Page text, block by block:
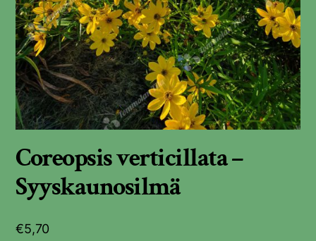
Coreopsis verticillata –
Syyskaunosilmä
€5,70